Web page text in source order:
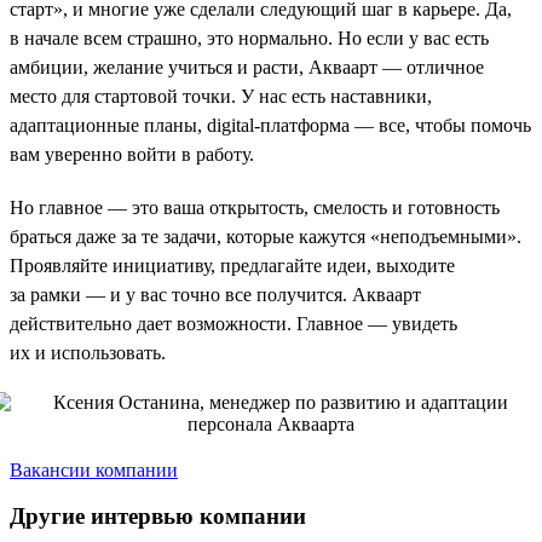
старт», и многие уже сделали следующий шаг в карьере. Да,
в начале всем страшно, это нормально. Но если у вас есть
амбиции, желание учиться и расти, Акваарт — отличное
место для стартовой точки. У нас есть наставники,
адаптационные планы, digital-платформа — все, чтобы помочь
вам уверенно войти в работу.
Но главное — это ваша открытость, смелость и готовность
браться даже за те задачи, которые кажутся «неподъемными».
Проявляйте инициативу, предлагайте идеи, выходите
за рамки — и у вас точно все получится. Акваарт
действительно дает возможности. Главное — увидеть
их и использовать.
Вакансии компании
Другие интервью компании